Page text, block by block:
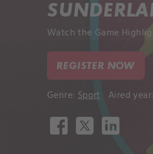
Watch the Game
REGISTER NOW
Genre: Sport Aired